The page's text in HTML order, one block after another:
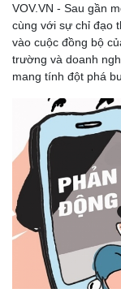
Làm đẹp - giảm cân
Phòng mạch online
Ăn sạch sống khỏe
VOV.VN - Sau gần
cùng với sự chỉ đạo
vào cuộc đồng bộ
trường và doanh
mang tính đột phá